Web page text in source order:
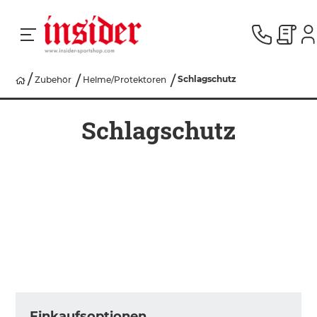
RACING
Zubehör Helme/Protektoren Schlagschutz
Schlagschutz